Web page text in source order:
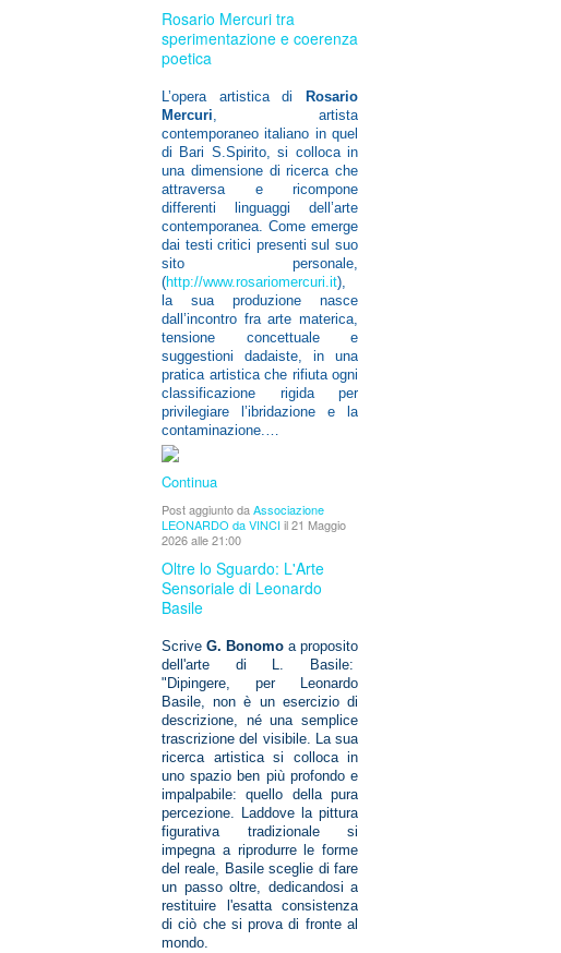
Rosario Mercuri tra
sperimentazione e coerenza
poetica
L’opera artistica di
Rosario
Mercuri, artista
contemporaneo italiano in quel
di Bari S.Spirito, si colloca in
una dimensione di ricerca che
attraversa e ricompone
differenti linguaggi dell’arte
contemporanea. Come emerge
dai testi critici presenti sul suo
sito personale,
(http://www.rosariomercuri.it),
la sua produzione nasce
dall’incontro fra arte materica,
tensione concettuale e
suggestioni dadaiste, in una
pratica artistica che rifiuta ogni
classificazione rigida per
privilegiare l’ibridazione e la
contaminazione.…
Continua
Post aggiunto daAssociazione
LEONARDO da VINCIil 21 Maggio
2026 alle 21:00
Oltre lo Sguardo: L'Arte
Sensoriale di Leonardo
Basile
Scrive G. Bonomo a proposito
dell'arte di L. Basile:
"Dipingere, per Leonardo
Basile, non è un esercizio di
descrizione, né una semplice
trascrizione del visibile. La sua
ricerca artistica si colloca in
uno spazio ben più profondo e
impalpabile: quello della pura
percezione. Laddove la pittura
figurativa tradizionale si
impegna a riprodurre le forme
del reale, Basile sceglie di fare
un passo oltre, dedicandosi a
restituire l'esatta consistenza
di ciò che si prova di fronte al
mondo.